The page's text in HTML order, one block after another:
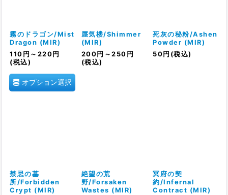
霧のドラゴン/Mist
Dragon (MIR)
110 円 ～220 円
(税込)
オプション選択
蜃気楼/Shimmer
(MIR)
200 円 ～250 円
(税込)
死灰の秘粉/Ashen
Powder (MIR)
50 円 (税込)
禁忌の墓
所/Forbidden
Crypt (MIR)
絶望の荒
野/Forsaken
Wastes (MIR)
冥府の契
約/Infernal
Contract (MIR)